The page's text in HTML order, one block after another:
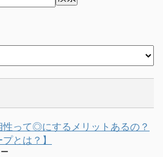
性って◎にするメリットあるの？
プとは？】